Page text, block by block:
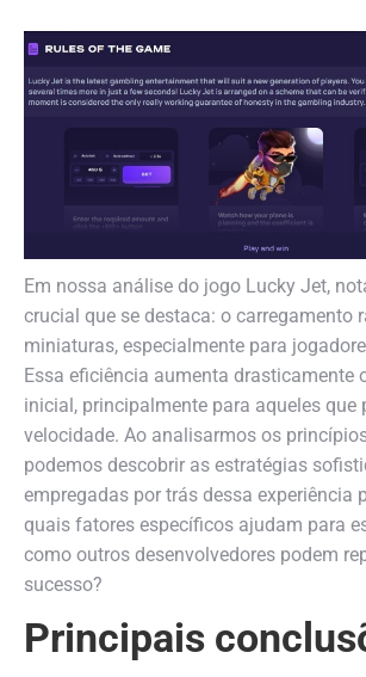
Em nossa análise do jogo Lucky Jet,
crucial que se destaca: o carregamento
miniaturas, especialmente para
Essa eficiência aumenta drasticamente
inicial, principalmente para aqueles que
velocidade. Ao analisarmos os
podemos descobrir as estratégias
empregadas por trás dessa experiência
quais fatores específicos ajudam para
como outros desenvolvedores podem
sucesso?
Principais